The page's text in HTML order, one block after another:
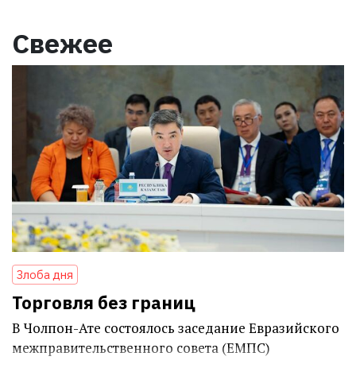
Свежее
Злоба дня
Торговля без границ
В Чолпон-Ате состоялось заседание Евразийского
межправительственного совета (ЕМПС)